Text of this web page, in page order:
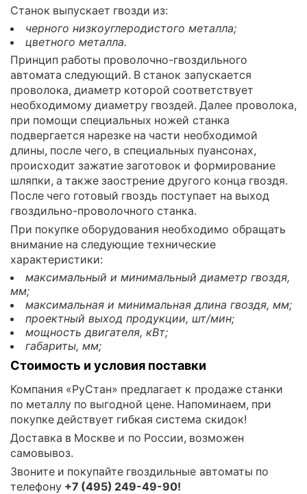
Станок выпускает гвозди из:
черного низкоуглеродистого металла;
цветного металла.
Принцип работы проволочно-гвоздильного
автомата следующий. В станок запускается
проволока, диаметр которой соответствует
необходимому диаметру гвоздей. Далее проволока,
при помощи специальных ножей станка
подвергается нарезке на части необходимой
длины, после чего, в специальных пуансонах,
происходит зажатие заготовок и формирование
шляпки, а также заострение другого конца гвоздя.
После чего готовый гвоздь поступает на выход
гвоздильно-проволочного станка.
При покупке оборудования необходимо обращать
внимание на следующие технические
характеристики:
максимальный и минимальный диаметр гвоздя,
мм;
максимальная и минимальная длина гвоздя, мм;
проектный выход продукции, шт/мин;
мощность двигателя, кВт;
габариты, мм;
Стоимость и условия поставки
Компания «РуСтан» предлагает к продаже станки
по металлу по выгодной цене. Напоминаем, при
покупке действует гибкая система скидок!
Доставка в Москве и по России, возможен
самовывоз.
Звоните и покупайте гвоздильные автоматы по
телефону +7 (495) 249-49-90!